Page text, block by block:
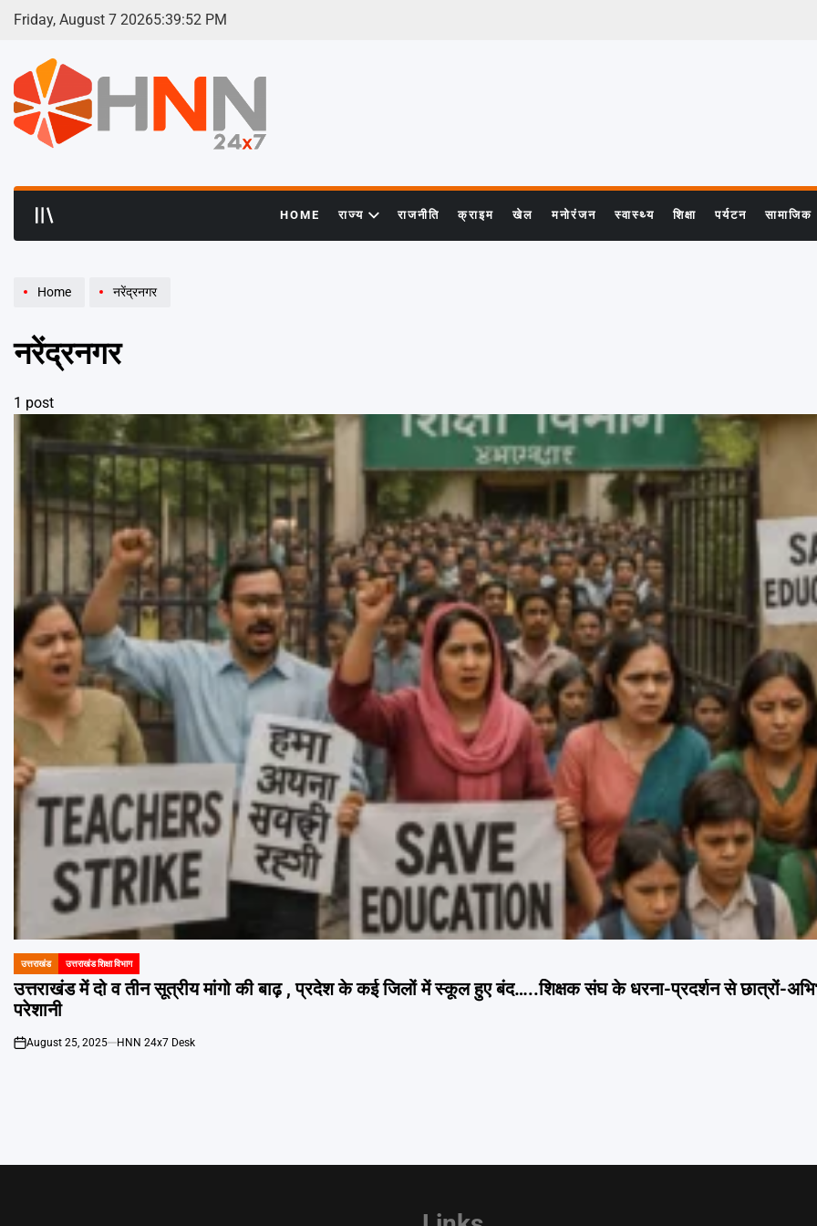
Skip
Friday, August 7 20265:39:53 PM
HOME राज्य राजनीति क्राइम खेल मनोरंजन स्वास्थ्य शिक्षा पर्यटन सामाजिक
Home नरेंद्रनगर
नरेंद्रनगर
1 post
POSTED
IN
उत्तराखंड उत्तराखंड शिक्षा विभाग
उत्तराखंड में दो व तीन सूत्रीय मांगो की बाढ़ , प्रदेश के कई जिलों में स्कूल हुए बंद…..शिक्षक संघ के धरना-प्रदर्शन से छात्रों-
परेशानी
on
August 25, 2025 HNN 24x7 Desk